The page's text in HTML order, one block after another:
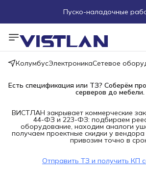
Пуско-наладочные
Пришлите запрос на e-mail
Более 100 000 позиций в наличии
КолумбусЭлектроникаСетевое
Есть спецификация или ТЗ? Соберём
серверов до мебели.
ВИСТЛАН закрывает коммерческие
44-ФЗ и 223-ФЗ: подбираем
оборудование, находим аналоги
получаем проектные скидки у
привозим точно в
Отправить ТЗ и получить КП